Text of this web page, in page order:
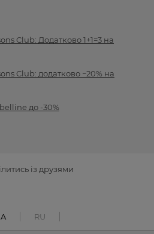
Club: Додатково 1+1=3 на
Club: додатково −20% на
до -30%
із друзями
RU